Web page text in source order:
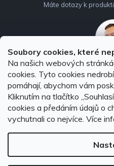
Soubory cookies, které
Na našich webových
cookies. Tyto cookies
pomáhají, abychom vám
Kliknutím na tlačítko
cookies a předáním údajů o
vychutnali co nejvíce. Více
Máte dotazy k
732 147 896
Copyright 2026